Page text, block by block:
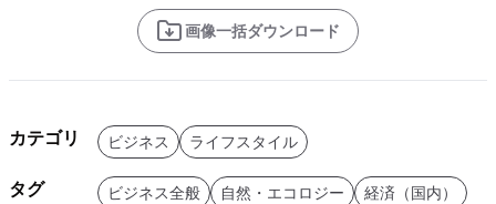
画像一括ダウンロード
カテゴリ ビジネス ライフスタイル
タグ ビジネス全般 自然・エコロジー 経済（国内）